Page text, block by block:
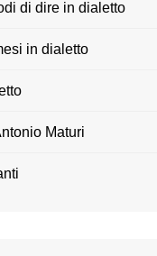
di dire in dialetto
in dialetto
Maturi